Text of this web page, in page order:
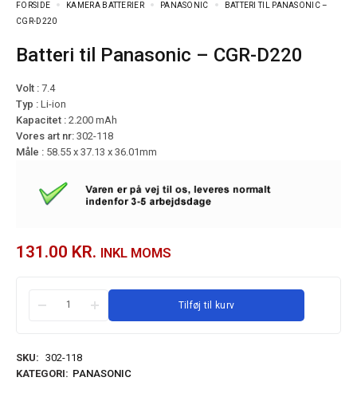
FORSIDE KAMERA BATTERIER PANASONIC
BATTERI TIL PANASONIC –
CGR-D220
Batteri til Panasonic – CGR-D220
Volt : 7.4
Typ : Li-ion
Kapacitet : 2.200 mAh
Vores art nr: 302-118
Måle : 58.55 x 37.13 x 36.01mm
131.00 KR. INKL MOMS
Tilføj til kurv
SKU: 302-118
KATEGORI: PANASONIC